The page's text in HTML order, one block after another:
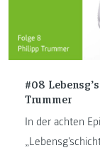
#08
Trummer
In der achten